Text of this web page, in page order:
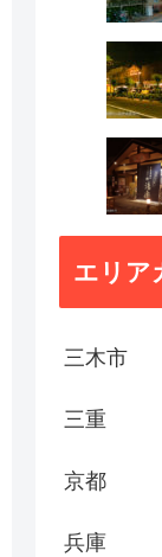
エリア
三木市
三重
京都
兵庫